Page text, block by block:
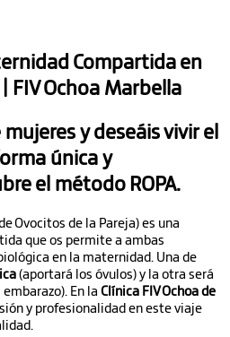
Compartida en
FIV Ochoa Marbella
mujeresy deseáis vivir el
única y
el método ROPA.
Ovocitos de la Pareja) es una
que os permite a ambas
en la maternidad. Una de
(aportará los óvulos) y la otra será
En la Clínica FIV Ochoa de
y profesionalidad en este viaje